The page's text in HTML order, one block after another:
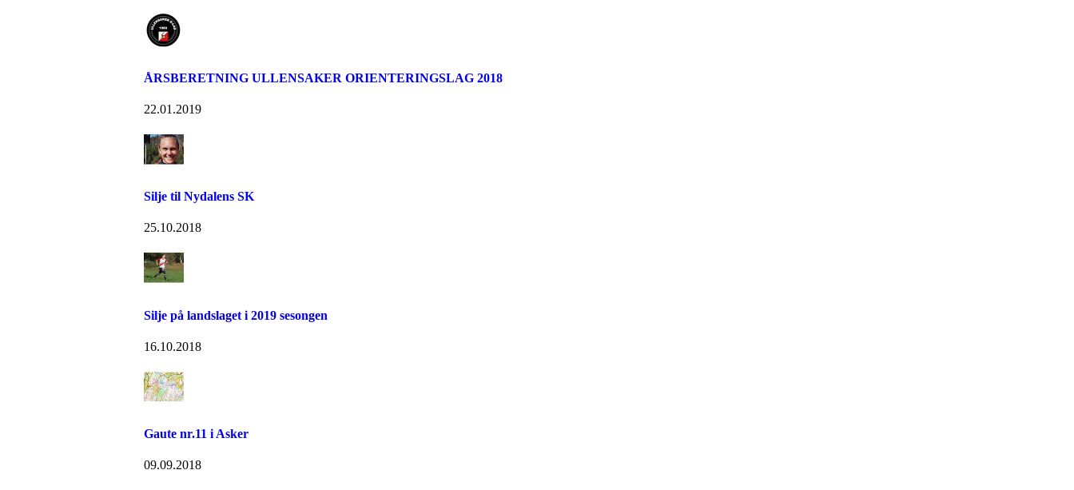
ÅRSBERETNING ULLENSAKER ORIENTERINGSLAG 2018
22.01.2019
Silje til Nydalens SK
25.10.2018
Silje på landslaget i 2019 sesongen
16.10.2018
Gaute nr.11 i Asker
09.09.2018